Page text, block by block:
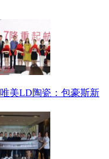
唯美LD陶瓷：包豪斯新